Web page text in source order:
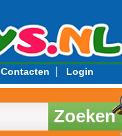
Contacten Login
Zoeken